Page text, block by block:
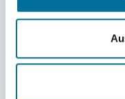
Liebe Grüße von
Amelie, Jan, Noah